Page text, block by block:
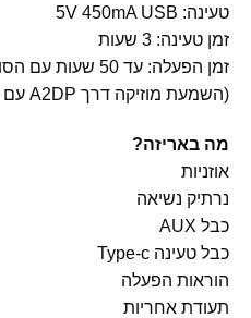
טעינה: 5V 450mA USB
זמן טעינה: 3 שעות
זמן הפעלה: עד 50 שעות עם הסוללות הנטענות של האוזניות
(השמעת מוזיקה דרך A2DP עם 70% מעוצמת הקול)
מה באריזה?
אוזניות
נרתיק נשיאה
כבל AUX
כבל טעינה Type-c
הוראות הפעלה
תעודת אחריות